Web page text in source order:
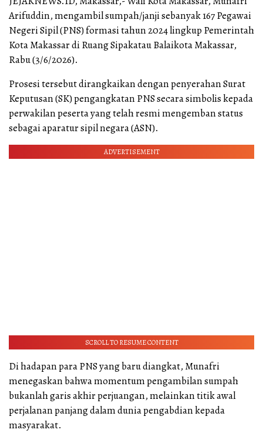
Arifuddin, mengambil sumpah/janji sebanyak 167 Pegawai
Negeri Sipil (PNS) formasi tahun 2024 lingkup Pemerintah
Kota Makassar di Ruang Sipakatau Balaikota Makassar,
Rabu (3/6/2026).
Prosesi tersebut dirangkaikan dengan penyerahan Surat
Keputusan (SK) pengangkatan PNS secara simbolis kepada
perwakilan peserta yang telah resmi mengemban status
sebagai aparatur sipil negara (ASN).
ADVERTISEMENT
SCROLL TO RESUME CONTENT
Di hadapan para PNS yang baru diangkat, Munafri
menegaskan bahwa momentum pengambilan sumpah
bukanlah garis akhir perjuangan, melainkan titik awal
perjalanan panjang dalam dunia pengabdian kepada
masyarakat.